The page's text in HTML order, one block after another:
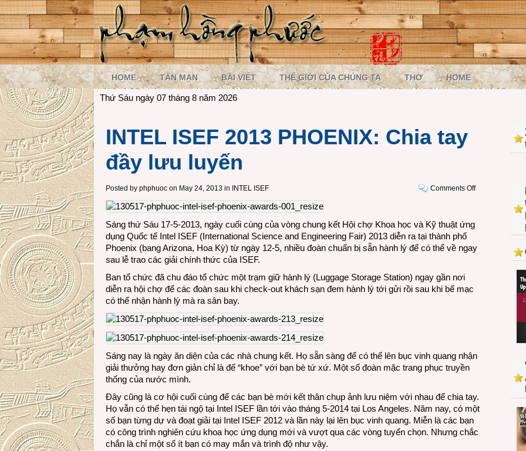
HOME TẢN MẠN BÀI VIẾT THẾ GIỚI CỦA CHÚNG TA THƠ HOME
Thứ Sáu ngày 07 tháng 8 năm 2026
INTEL ISEF 2013 PHOENIX: Chia tay
đầy lưu luyến
Posted by phphuoc on May 24, 2013 in INTEL ISEF Comments Offon
Chia
Sáng thứ Sáu 17-5-2013, ngày cuối cùng của vòng chung kết Hội chợ Khoa học và Kỹ thuật ứng
dụng Quốc tế Intel ISEF (International Science and Engineering Fair) 2013 diễn ra tại thành phố
Phoenix (bang Arizona, Hoa Kỳ) từ ngày 12-5, nhiều đoàn chuẩn bị sẵn hành lý để có thể về ngay
sau lễ trao các giải chính thức của ISEF.
Ban tổ chức đã chu đáo tổ chức một trạm giữ hành lý (Luggage Storage Station) ngay gần nơi
diễn ra hội chợ để các đoàn sau khi check-out khách sạn đem hành lý tới gửi rồi sau khi bế mạc
có thể nhận hành lý mà ra sân bay.
Sáng nay là ngày ăn diện của các nhà chung kết. Họ sẵn sàng để có thể lên bục vinh quang nhận
giải thưởng hay đơn giản chỉ là để “khoe” với bạn bè tứ xứ. Một số đoàn mặc trang phục truyền
thống của nước mình.
Đây cũng là cơ hội cuối cùng để các bạn bè mới kết thân chụp ảnh lưu niệm với nhau để chia tay.
Họ vẫn có thể hẹn tái ngộ tại Intel ISEF lần tới vào tháng 5-2014 tại Los Angeles. Năm nay, có một
số bạn từng dự và đoạt giải tại Intel ISEF 2012 và lần này lại lên bục vinh quang. Miễn là các bạn
có công trình nghiên cứu khoa học ứng dụng mới và vượt qua các vòng tuyển chọn. Nhưng chắc
chắn là chỉ một số ít bạn có may mắn và trình độ như vậy.